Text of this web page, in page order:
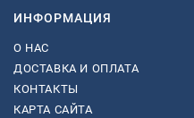
ИНФОРМАЦИЯ
О НАС
ДОСТАВКА И ОПЛАТА
КОНТАКТЫ
КАРТА САЙТА